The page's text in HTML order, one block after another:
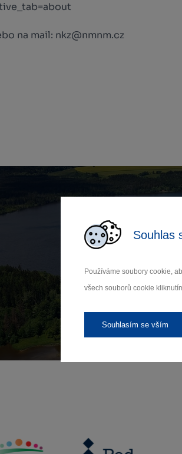
Souhlas
Používáme soubory cookie,
všech souborů cookie
Souhlasím se vším
na mail: nkz@nmnm.cz